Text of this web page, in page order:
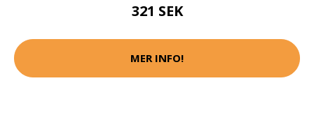
321 SEK
MER INFO!